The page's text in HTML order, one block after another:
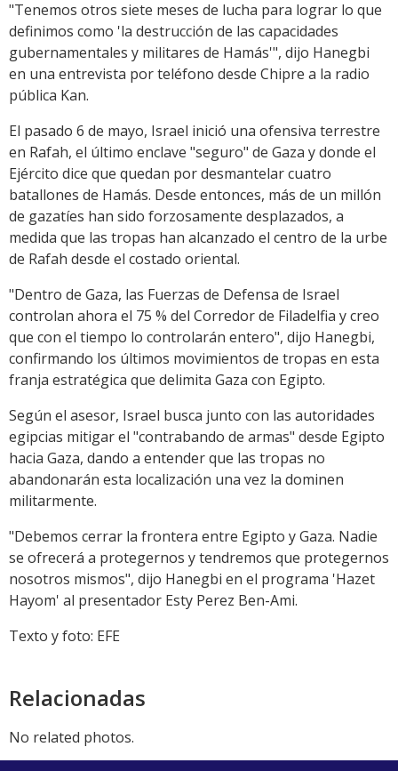
"Tenemos otros siete meses de lucha para lograr lo que
definimos como 'la destrucción de las capacidades
gubernamentales y militares de Hamás'", dijo Hanegbi
en una entrevista por teléfono desde Chipre a la radio
pública Kan.
El pasado 6 de mayo, Israel inició una ofensiva terrestre
en Rafah, el último enclave "seguro" de Gaza y donde el
Ejército dice que quedan por desmantelar cuatro
batallones de Hamás. Desde entonces, más de un millón
de gazatíes han sido forzosamente desplazados, a
medida que las tropas han alcanzado el centro de la urbe
de Rafah desde el costado oriental.
"Dentro de Gaza, las Fuerzas de Defensa de Israel
controlan ahora el 75 % del Corredor de Filadelfia y creo
que con el tiempo lo controlarán entero", dijo Hanegbi,
confirmando los últimos movimientos de tropas en esta
franja estratégica que delimita Gaza con Egipto.
Según el asesor, Israel busca junto con las autoridades
egipcias mitigar el "contrabando de armas" desde Egipto
hacia Gaza, dando a entender que las tropas no
abandonarán esta localización una vez la dominen
militarmente.
"Debemos cerrar la frontera entre Egipto y Gaza. Nadie
se ofrecerá a protegernos y tendremos que protegernos
nosotros mismos", dijo Hanegbi en el programa 'Hazet
Hayom' al presentador Esty Perez Ben-Ami.
Texto y foto: EFE
Relacionadas
No related photos.